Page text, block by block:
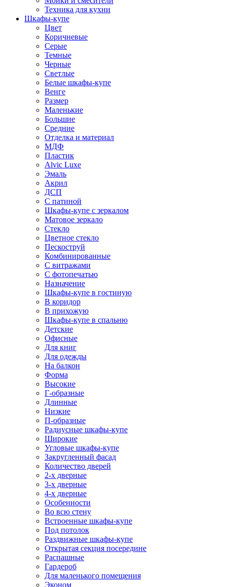
Техника для кухни
Шкафы-купе
Цвет
Коричневые
Серые
Темные
Черные
Светлые
Белые шкафы-купе
Венге
Размер
Маленькие
Большие
Средние
Отделка и материал
МДФ
Пластик
Alvic Luxe
Эмаль
Акрил
ДСП
С патиной
Шкафы-купе с зеркалом
Матовое зеркало
Стекло
Цветное стекло
Пескоструй
Комбинированные
С витражами
С фотопечатью
Назначение
Шкафы-купе в гостиную
В коридор
В прихожую
Шкафы-купе в спальню
Детские
Офисные
Для книг
Для одежды
На балкон
Форма
Высокие
Г-образные
Длинные
Низкие
П-образные
Радиусные шкафы-купе
Широкие
Угловые шкафы-купе
Закругленный фасад
Количество дверей
2-х дверные
3-х дверные
4-х дверные
Особенности
Во всю стену
Встроенные шкафы-купе
Под потолок
Раздвижные шкафы-купе
Открытая секция посередине
Распашные
Гардероб
Для маленького помещения
Эконом